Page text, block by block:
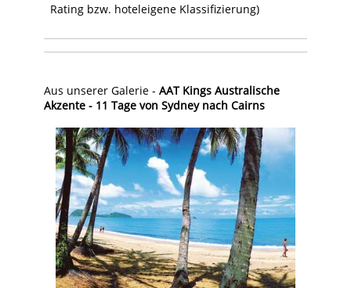
Rating bzw. hoteleigene Klassifizierung)
Aus unserer Galerie - AAT Kings Australische
Akzente - 11 Tage von Sydney nach Cairns